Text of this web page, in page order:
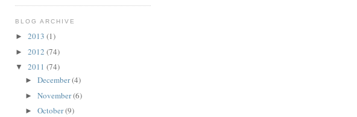
BLOG ARCHIVE
► 2013 (1)
► 2012 (74)
▼ 2011 (74)
► December(4)
► November(6)
► October(9)